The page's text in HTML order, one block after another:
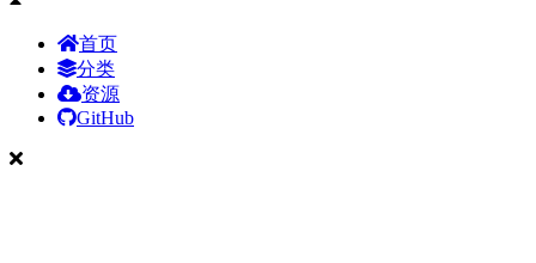
首页
分类
资源
GitHub